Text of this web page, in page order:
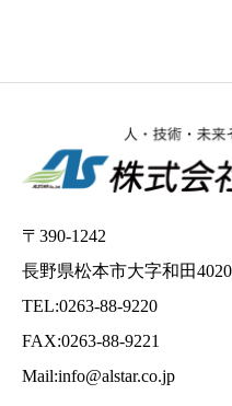
〒390-1242
長野県松本市大字和田
TEL:0263-88-9220
FAX:0263-88-9221
Mail:info@alstar.co.jp